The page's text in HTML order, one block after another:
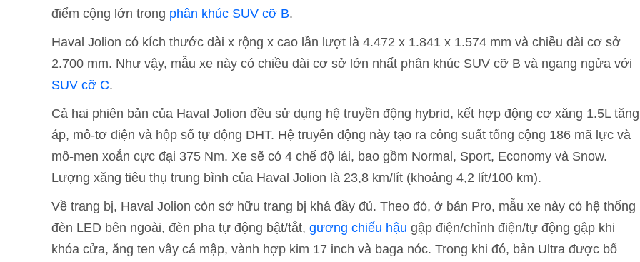
điểm cộng lớn trong phân khúc SUV cỡ B.
Haval Jolion có kích thước dài x rộng x cao lần lượt là 4.472 x 1.841 x 1.574 mm và chiều dài cơ sở
2.700 mm. Như vậy, mẫu xe này có chiều dài cơ sở lớn nhất phân khúc SUV cỡ B và ngang ngửa với
SUV cỡ C.
Cả hai phiên bản của Haval Jolion đều sử dụng hệ truyền động hybrid, kết hợp động cơ xăng 1.5L tăng
áp, mô-tơ điện và hộp số tự động DHT. Hệ truyền động này tạo ra công suất tổng cộng 186 mã lực và
mô-men xoắn cực đại 375 Nm. Xe sẽ có 4 chế độ lái, bao gồm Normal, Sport, Economy và Snow.
Lượng xăng tiêu thụ trung bình của Haval Jolion là 23,8 km/lít (khoảng 4,2 lít/100 km).
Về trang bị, Haval Jolion còn sở hữu trang bị khá đầy đủ. Theo đó, ở bản Pro, mẫu xe này có hệ thống
đèn LED bên ngoài, đèn pha tự động bật/tắt, gương chiếu hậu gập điện/chỉnh điện/tự động gập khi
khóa cửa, ăng ten vây cá mập, vành hợp kim 17 inch và baga nóc. Trong khi đó, bản Ultra được bổ